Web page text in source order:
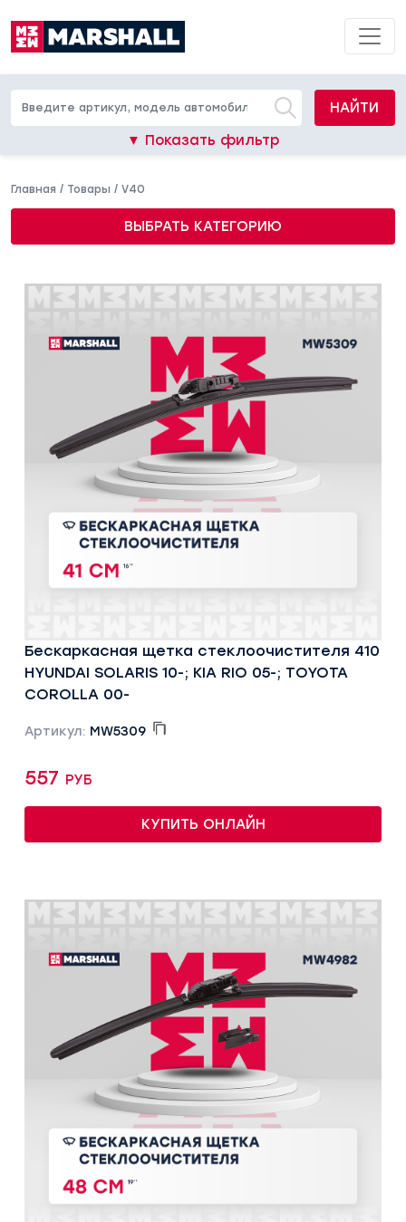
НАЙТИ
▼ Показать фильтр
Главная / Товары / V40
ВЫБРАТЬ КАТЕГОРИЮ
Бескаркасная щетка стеклоочистителя 410
HYUNDAI SOLARIS 10-; KIA RIO 05-; TOYOTA
COROLLA 00-
Артикул: MW5309
557 руб
КУПИТЬ ОНЛАЙН